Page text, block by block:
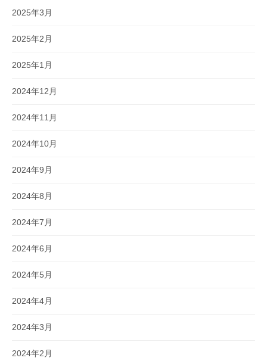
2025年3月
2025年2月
2025年1月
2024年12月
2024年11月
2024年10月
2024年9月
2024年8月
2024年7月
2024年6月
2024年5月
2024年4月
2024年3月
2024年2月